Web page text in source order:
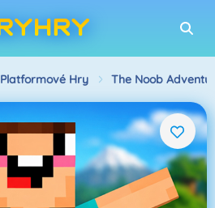
Platformové Hry The Noob